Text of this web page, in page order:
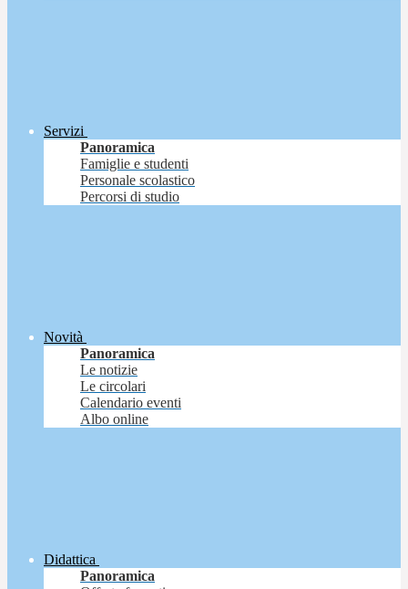
Servizi
Panoramica
Famiglie e studenti
Personale scolastico
Percorsi di studio
Novità
Panoramica
Le notizie
Le circolari
Calendario eventi
Albo online
Didattica
Panoramica